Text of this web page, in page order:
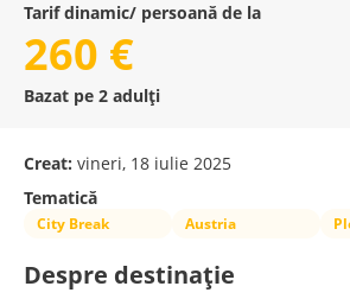
Tarif dinamic/ persoană de la
260 €
Bazat pe 2 adulți
Creat: vineri, 18 iulie 2025
Tematică
City Break Austria
Despre destinație